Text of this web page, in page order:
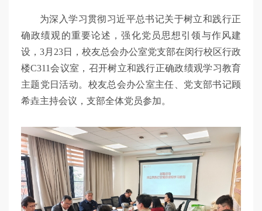
为深入学习贯彻习近平总书记关于树立和践行正
确政绩观的重要论述，强化党员思想引领与作风建
设，3月23日，校友总会办公室党支部在闵行校区行政
楼C311会议室，召开树立和践行正确政绩观学习教育
主题党日活动。校友总会办公室主任、党支部书记顾
希垚主持会议，支部全体党员参加。